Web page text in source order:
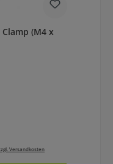
(M4 x
Versandkosten